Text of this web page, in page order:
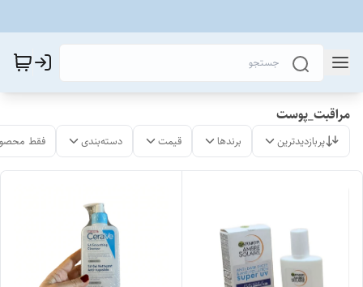
مراقبت_پوست
پربازدیدترین برندها قیمت دسته‌بندی فقط